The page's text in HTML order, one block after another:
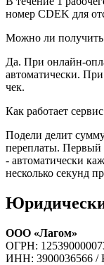
номер CDEK для
Можно ли получить
Да. При онлайн-
автоматически.
чек.
Как работает
Подели делит
переплаты. Первый
- автоматически
несколько секунд
ООО «Лагом»
ОГРН:
ИНН: 3900036566 /